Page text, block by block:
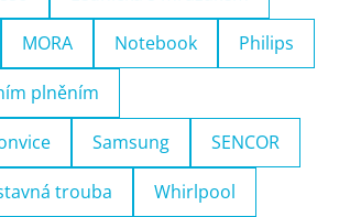
MORA Notebook Philips
plněním
Samsung SENCOR
trouba Whirlpool